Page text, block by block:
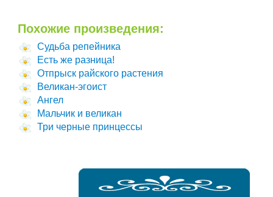
Похожие произведения:
Судьба репейника
Есть же разница!
Отпрыск райского растения
Великан-эгоист
Ангел
Мальчик и великан
Три черные принцессы